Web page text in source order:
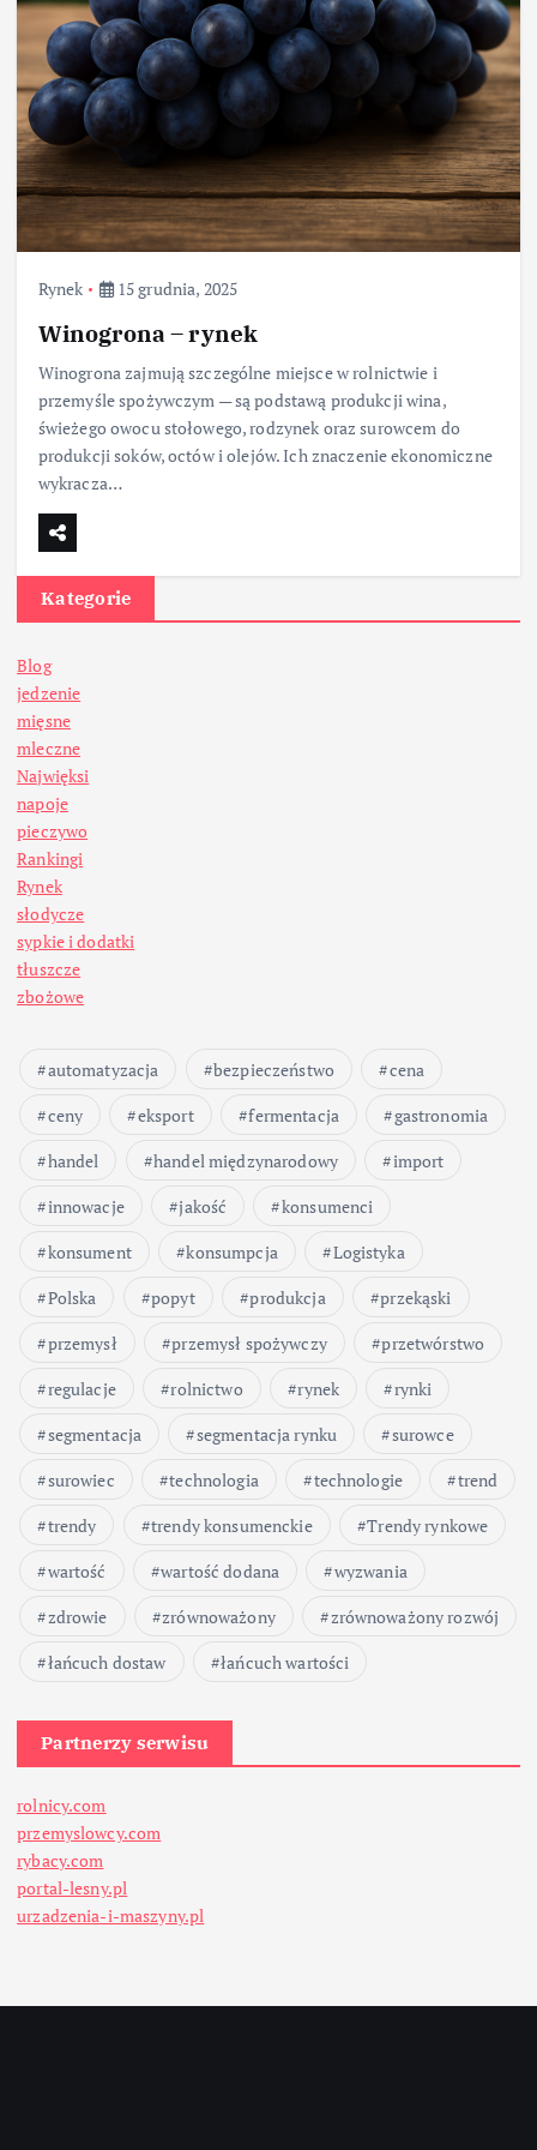
Rynek 15 grudnia, 2025
Winogrona – rynek
Winogrona zajmują szczególne miejsce w rolnictwie i
przemyśle spożywczym — są podstawą produkcji wina,
świeżego owocu stołowego, rodzynek oraz surowcem do
produkcji soków, octów i olejów. Ich znaczenie ekonomiczne
wykracza…
Kategorie
Blog
jedzenie
mięsne
mleczne
Najwięksi
napoje
pieczywo
Rankingi
Rynek
słodycze
sypkie i dodatki
tłuszcze
zbożowe
automatyzacja bezpieczeństwo
cena
ceny
eksport fermentacja
gastronomia
handel
handel międzynarodowy
import
innowacje
jakość
konsumenci
konsument
konsumpcja
Logistyka
Polska
popyt produkcja
przekąski
przemysł
przemysł spożywczy
przetwórstwo
regulacje
rolnictwo rynek
rynki
segmentacja
segmentacja rynku
surowce
surowiec
technologia technologie
trend
trendy
trendy konsumenckie
Trendy rynkowe
wartość
wartość dodana
wyzwania
zdrowie
zrównoważony
zrównoważony rozwój
łańcuch dostaw
łańcuch wartości
Partnerzy serwisu
rolnicy.com
przemyslowcy.com
rybacy.com
portal-lesny.pl
urzadzenia-i-maszyny.pl